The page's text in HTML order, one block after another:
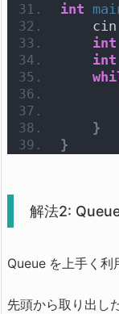
int
    cin
int
int
}
}
解法2:
Queue を上手く利
先頭から取り出し